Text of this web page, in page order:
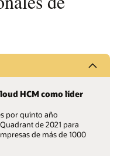
HCM como líder
por quinto año
de 2021 para
de más de 1000